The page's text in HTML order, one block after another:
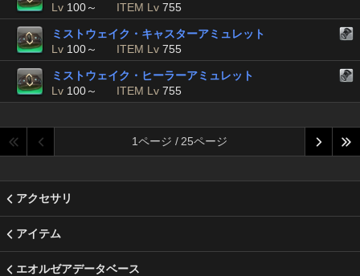
Lv 100～ ITEM Lv 755
ミストウェイク・キャスターアミュレット
Lv 100～ ITEM Lv 755
ミストウェイク・ヒーラーアミュレット
Lv 100～ ITEM Lv 755
1ページ / 25ページ
アクセサリ
アイテム
エオルゼアデータベース